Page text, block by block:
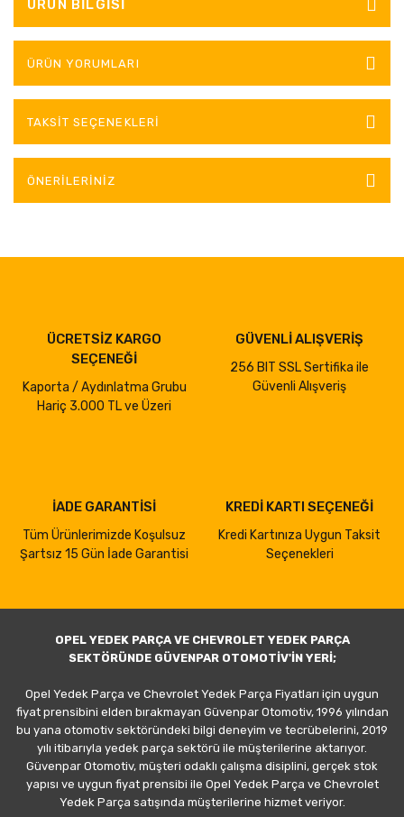
ÜRÜN BILGISI
ÜRÜN YORUMLARI
TAKSIT SEÇENEKLERI
ÖNERILERINIZ
ÜCRETSİZ KARGO
SEÇENEĞİ
Kaporta / Aydınlatma Grubu
Hariç 3.000 TL ve Üzeri
GÜVENLİ ALIŞVERİŞ
256 BIT SSL Sertifika ile
Güvenli Alışveriş
İADE GARANTİSİ
Tüm Ürünlerimizde Koşulsuz
Şartsız 15 Gün İade Garantisi
KREDİ KARTI SEÇENEĞİ
Kredi Kartınıza Uygun Taksit
Seçenekleri
OPEL YEDEK PARÇA VE CHEVROLET YEDEK PARÇA
SEKTÖRÜNDE GÜVENPAR OTOMOTİV'İN YERİ;
Opel Yedek Parça ve Chevrolet Yedek Parça Fiyatları için uygun
fiyat prensibini elden bırakmayan Güvenpar Otomotiv, 1996 yılından
bu yana otomotiv sektöründeki bilgi deneyim ve tecrübelerini, 2019
yılı itibarıyla yedek parça sektörü ile müşterilerine aktarıyor.
Güvenpar Otomotiv, müşteri odaklı çalışma disiplini, gerçek stok
yapısı ve uygun fiyat prensibi ile Opel Yedek Parça ve Chevrolet
Yedek Parça satışında müşterilerine hizmet veriyor.